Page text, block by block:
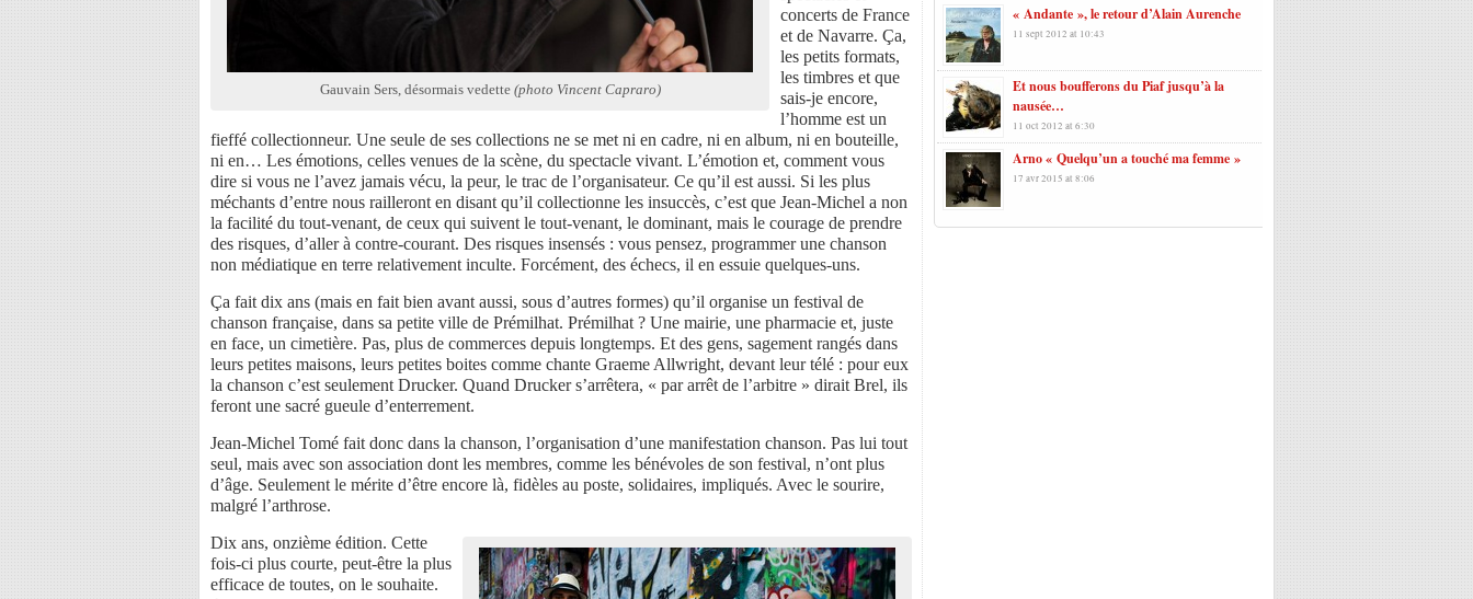
Gauvain Sers, désormais vedette(photo Vincent Capraro)
concerts de France
et de Navarre. Ça,
les petits formats,
les timbres et que
sais-je encore,
l’homme est un
fieffé collectionneur. Une seule de ses collections ne se met ni en cadre, ni en album, ni en bouteille,
ni en… Les émotions, celles venues de la scène, du spectacle vivant. L’émotion et, comment vous
dire si vous ne l’avez jamais vécu, la peur, le trac de l’organisateur. Ce qu’il est aussi. Si les plus
méchants d’entre nous railleront en disant qu’il collectionne les insuccès, c’est que Jean-Michel a non
la facilité du tout-venant, de ceux qui suivent le tout-venant, le dominant, mais le courage de prendre
des risques, d’aller à contre-courant. Des risques insensés : vous pensez, programmer une chanson
non médiatique en terre relativement inculte. Forcément, des échecs, il en essuie quelques-uns.
Ça fait dix ans (mais en fait bien avant aussi, sous d’autres formes) qu’il organise un festival de
chanson française, dans sa petite ville de Prémilhat. Prémilhat ? Une mairie, une pharmacie et, juste
en face, un cimetière. Pas, plus de commerces depuis longtemps. Et des gens, sagement rangés dans
leurs petites maisons, leurs petites boites comme chante Graeme Allwright, devant leur télé : pour eux
la chanson c’est seulement Drucker. Quand Drucker s’arrêtera, « par arrêt de l’arbitre » dirait Brel, ils
feront une sacré gueule d’enterrement.
Jean-Michel Tomé fait donc dans la chanson, l’organisation d’une manifestation chanson. Pas lui tout
seul, mais avec son association dont les membres, comme les bénévoles de son festival, n’ont plus
d’âge. Seulement le mérite d’être encore là, fidèles au poste, solidaires, impliqués. Avec le sourire,
malgré l’arthrose.
Dix ans, onzième édition. Cette
fois-ci plus courte, peut-être la plus
efficace de toutes, on le souhaite.
« Andante », le retour d’Alain Aurenche
11 sept 2012 at 10:43
Et nous boufferons du Piaf jusqu’à la
nausée…
11 oct 2012 at 6:30
Arno « Quelqu’un a touché ma femme »
17 avr 2015 at 8:06